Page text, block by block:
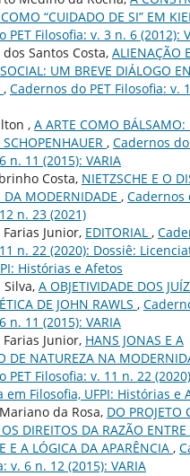
“CUIDADO DE SI” EM
PET Filosofia: v. 3 n. 6 (2012):
Santos Costa, ALIENAÇÃO E
UM BREVE DIÁLOGO
, Cadernos do PET Filosofia: v.
, A ARTE COMO BÁLSAMO:
, Cadernos do
n. 11 (2015): VARIA
Costa, NIETZSCHE E O
DA MODERNIDADE , Cadernos
n. 23 (2021)
Farias Junior, EDITORIAL ,
n. 22 (2020): Dossiê:
Histórias e Afetos
Silva, A OBJETIVIDADE DOS
DE JOHN RAWLS ,
n. 11 (2015): VARIA
Farias Junior, HANS JONAS E A
DE NATUREZA NA
PET Filosofia: v. 11 n. 22
em Filosofia, UFPI: Histórias e
da Rosa, DO PROJETO
DIREITOS DA RAZÃO
E A LÓGICA DA APARÊNCIA ,
v. 6 n. 12 (2015): VARIA